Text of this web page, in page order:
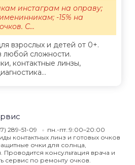
взрослых и детей от 0+.
любой сложности.
контактные линзы,
инстаграм на оправу;
-15% на
С...
289-51-09
пн.-пт.:9:00–20:00
контактных линз и готовых очков
очки для солнца,
консультация врача и
сервис по ремонту очков.